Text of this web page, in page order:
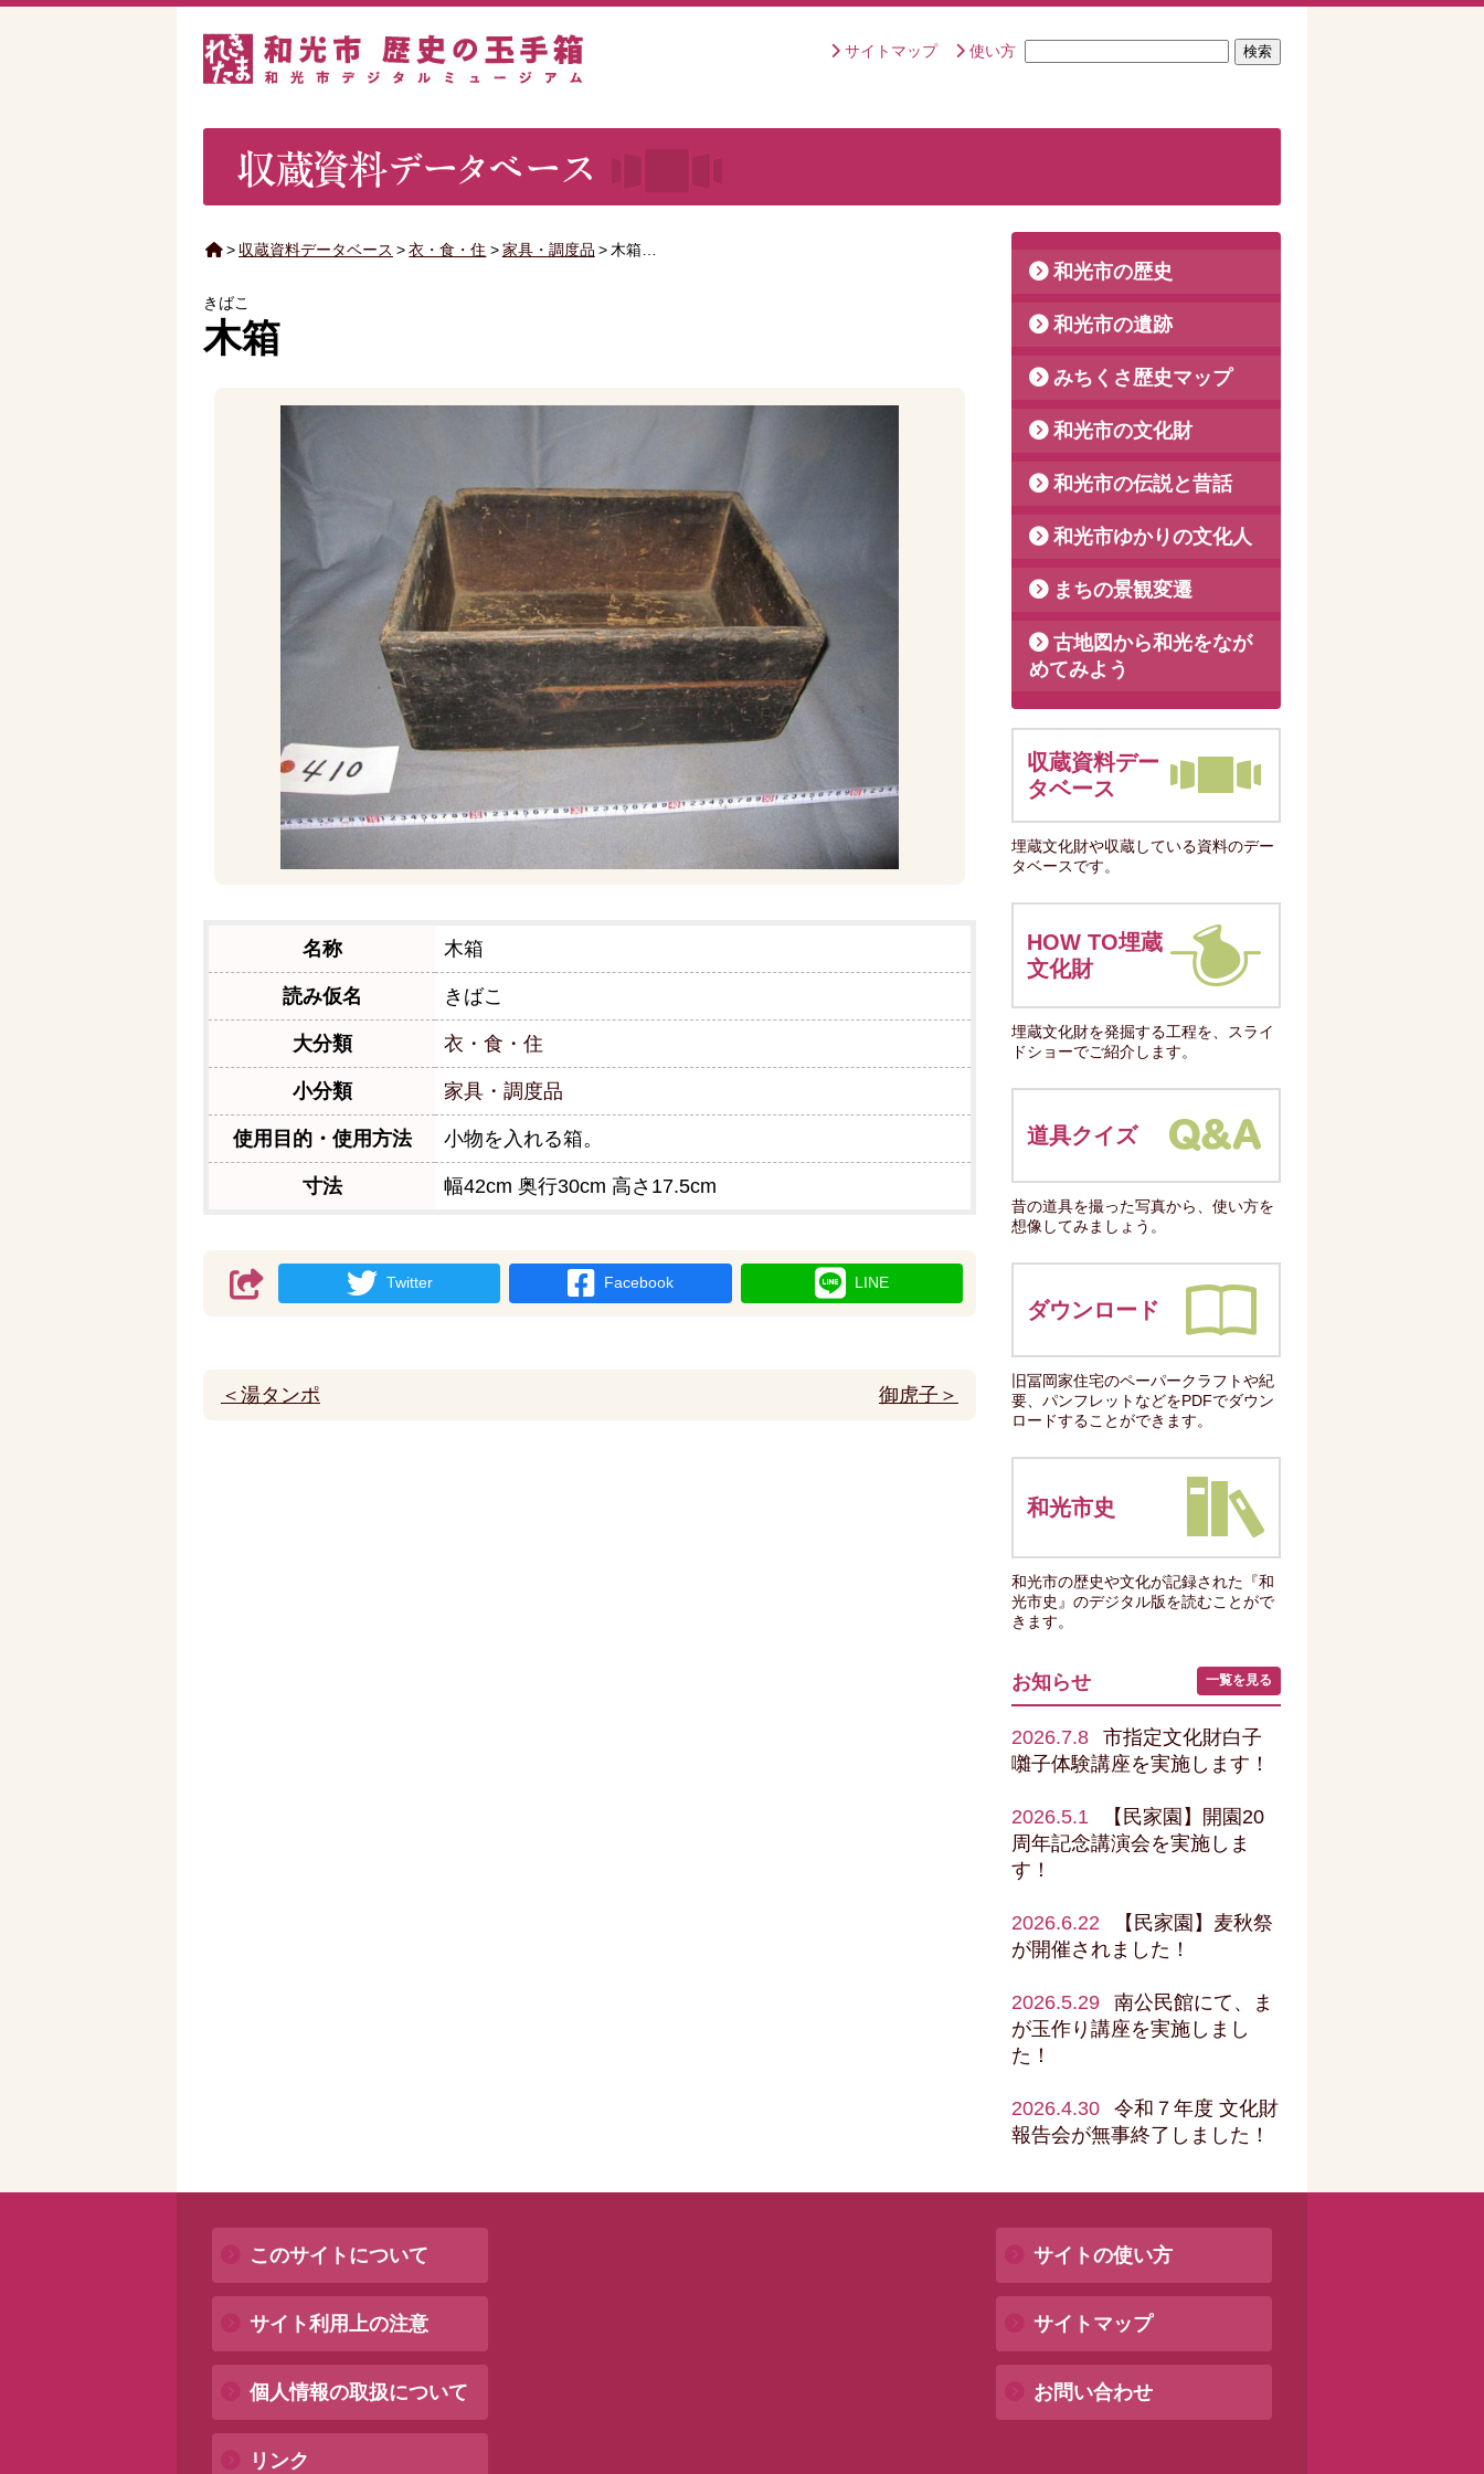
サイトマップ 使い方
> 収蔵資料データベース > 衣・食・住 > 家具・調度品 > 木箱…
きばこ
木箱
名称 木箱
読み仮名 きばこ
大分類 衣・食・住
小分類 家具・調度品
使用目的・使用方法 小物を入れる箱。
寸法 幅42cm 奥行30cm 高さ17.5cm
Twitter Facebook LINE
＜湯タンポ 御虎子＞
和光市の歴史
和光市の遺跡
みちくさ歴史マップ
和光市の文化財
和光市の伝説と昔話
和光市ゆかりの文化人
まちの景観変遷
古地図から和光をなが
めてみよう
収蔵資料デー
タベース
埋蔵文化財や収蔵している資料のデー
タベースです。
HOW TO埋蔵
文化財
埋蔵文化財を発掘する工程を、スライ
ドショーでご紹介します。
道具クイズ
昔の道具を撮った写真から、使い方を
想像してみましょう。
ダウンロード
旧冨岡家住宅のペーパークラフトや紀
要、パンフレットなどをPDFでダウン
ロードすることができます。
和光市史
和光市の歴史や文化が記録された『和
光市史』のデジタル版を読むことがで
きます。
お知らせ 一覧を見る
2026.7.8
市指定文化財白子
囃子体験講座を実施します！
2026.5.1
【民家園】開園20
周年記念講演会を実施しま
す！
2026.6.22
【民家園】麦秋祭
が開催されました！
2026.5.29
南公民館にて、ま
が玉作り講座を実施しまし
た！
2026.4.30
令和７年度 文化財
報告会が無事終了しました！
このサイトについて
サイト利用上の注意
個人情報の取扱について
リンク
サイトの使い方
サイトマップ
お問い合わせ